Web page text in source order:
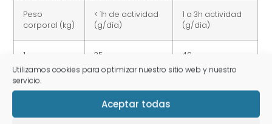
Utilizamos cookies para optimizar nuestro sitio web y nuestro
servicio.
Aceptar todas
Peso
corporal (kg)
< 1h de actividad
(g/día)
1 a 3h actividad
(g/día)
1 35 40
5